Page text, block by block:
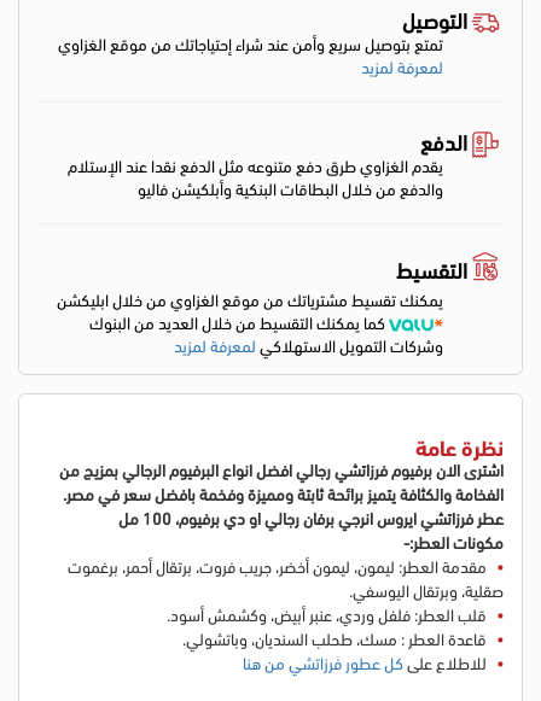
التوصيل
تمتع بتوصيل سريع وأمن عند شراء إحتياجاتك من موقع الغزاوي
لمعرفة لمزيد
الدفع
يقدم الغزاوي طرق دفع متنوعه مثل الدفع نقدا عند الإستلام
والدفع من خلال البطاقات البنكية وأبلكيشن فاليو
التقسيط
يمكنك تقسيط مشترياتك من موقع الغزاوي من خلال ابليكشن
كما يمكنك التقسيط من خلال العديد من البنوك
وشركات التمويل الاستهلاكيلمعرفة لمزيد
نظرة عامة
اشترى الان برفيوم فرزاتشي رجالي افضل انواع البرفيوم الرجالي بمزيج من
الفخامة والكثافة يتميز برائحة ثابتة ومميزة وفخمة بافضل سعر في مصر.
عطر فرزاتشيايروس انرجيبرفان رجالياو دي برفيوم، 100 مل
مكونات العطر:-
مقدمة العطر: ليمون، ليمون أخضر، جريب فروت، برتقال أحمر، برغموت
صقلية، وبرتقال اليوسفي.
قلب العطر: فلفل وردي، عنبر أبيض، وكشمش أسود.
قاعدة العطر : مسك، طحلب السنديان، وباتشولي.
للاطلاع علىكل عطور فرزاتشي من هنا